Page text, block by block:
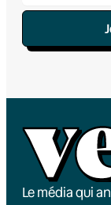
Le média qui